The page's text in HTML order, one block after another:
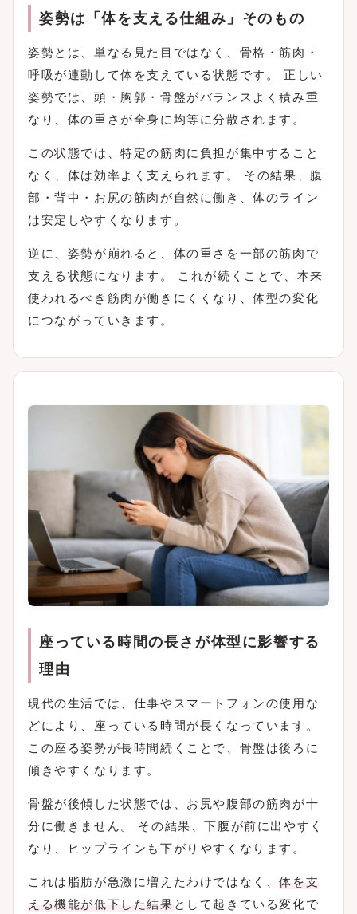
姿勢は「体を支える仕組み」そのもの
姿勢とは、単なる見た目ではなく、骨格・筋肉・
呼吸が連動して体を支えている状態です。 正しい
姿勢では、頭・胸郭・骨盤がバランスよく積み重
なり、体の重さが全身に均等に分散されます。
この状態では、特定の筋肉に負担が集中すること
なく、体は効率よく支えられます。 その結果、腹
部・背中・お尻の筋肉が自然に働き、体のライン
は安定しやすくなります。
逆に、姿勢が崩れると、体の重さを一部の筋肉で
支える状態になります。 これが続くことで、本来
使われるべき筋肉が働きにくくなり、体型の変化
につながっていきます。
座っている時間の長さが体型に影響する
理由
現代の生活では、仕事やスマートフォンの使用な
どにより、座っている時間が長くなっています。
この座る姿勢が長時間続くことで、骨盤は後ろに
傾きやすくなります。
骨盤が後傾した状態では、お尻や腹部の筋肉が十
分に働きません。 その結果、下腹が前に出やすく
なり、ヒップラインも下がりやすくなります。
これは脂肪が急激に増えたわけではなく、体を支
える機能が低下した結果 として起きている変化で